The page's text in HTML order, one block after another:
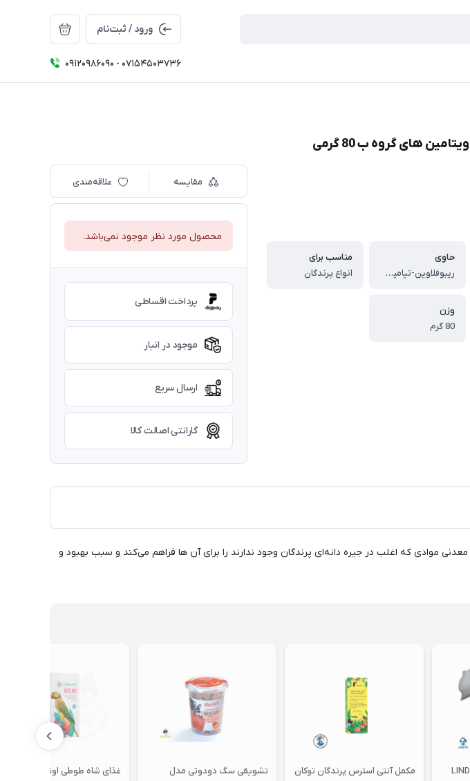
ورود / ثبت‌نام
09120986090 - 07154503736
های گروه ب 80 گرمی
حاوی
ریبوفلاوین-تیامین-زینک - کلسیم
مناسب برای
انواع پرندگان
وزن
80 گرم
مقایسه علاقه‌مندی
محصول مورد نظر موجود نمی‌باشد.
پرداخت اقساطی
موجود در انبار
ارسال سریع
گارانتی اصالت کالا
موادی که اغلب در جیره دانه‌ای پرندگان وجود ندارند را برای آن ها فراهم می‌کند و سبب بهبود و
مکمل آنتی استرس پرندگان توکان
تشویقی سگ دودوتی مدل
غذای شاه طوطی اوشکایا مدل